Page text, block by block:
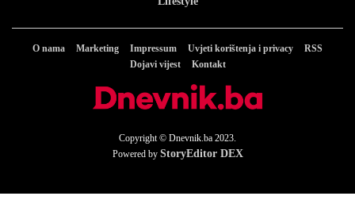
O nama Marketing Impressum Uvjeti korištenja i privacy
RSS
Dojavi vijest
Kontakt
Copyright © Dnevnik.ba 2023.
Powered by StoryEditor DEX